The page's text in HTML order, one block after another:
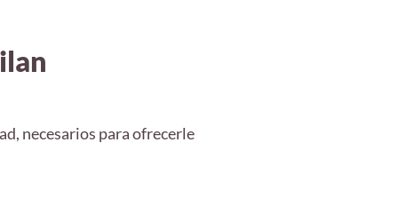
necesarios para ofrecerle